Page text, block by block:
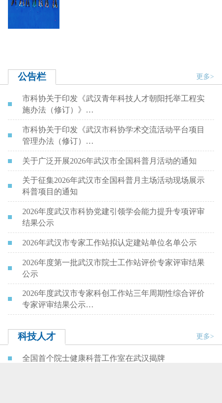
更多>
公告栏
市科协关于印发《武汉青年科技人才朝阳托举工程实
施办法（修订）》…
市科协关于印发《武汉市科协学术交流活动平台项目
管理办法（修订）…
关于广泛开展2026年武汉市全国科普月活动的通知
关于征集2026年武汉市全国科普月主场活动现场展示
科普项目的通知
2026年度武汉市科协党建引领学会能力提升专项评审
结果公示
2026年武汉市专家工作站拟认定建站单位名单公示
2026年度第一批武汉市院士工作站评价专家评审结果
公示
2026年度武汉市专家科创工作站三年周期性综合评价
专家评审结果公示…
更多>
科技人才
全国首个院士健康科普工作室在武汉揭牌